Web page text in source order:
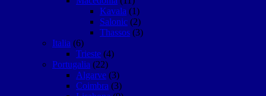
Kavala (1)
Salonic (2)
Thassos (3)
Italia (6)
Trieste (4)
Portugalia (22)
Algarve (3)
Coimbra (3)